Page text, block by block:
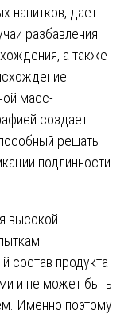
напитков, дает
разбавления
а также
масс-
создает
решать
подлинности
высокой
состав продукта
и не может быть
Именно поэтому